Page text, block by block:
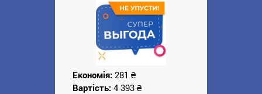
Економія: 281 ₴
Вартість: 4 393 ₴